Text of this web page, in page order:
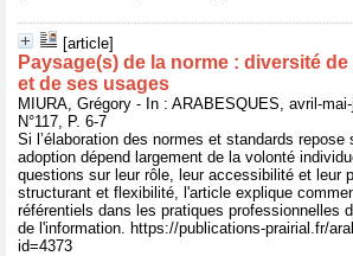
[article]
Paysage(s) de la norme : diversité
et de ses usages
MIURA, Grégory - In : ARABESQUES, avril-
N°117, P. 6-7
Si l’élaboration des normes et standards
adoption dépend largement de la volonté
questions sur leur rôle, leur accessibilité et leur
structurant et flexibilité, l'article explique
référentiels dans les pratiques professionnelles
de l'information. https://publications-prairial.fr/
id=4373